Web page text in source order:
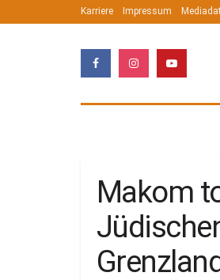
Karriere Impressum
Makom